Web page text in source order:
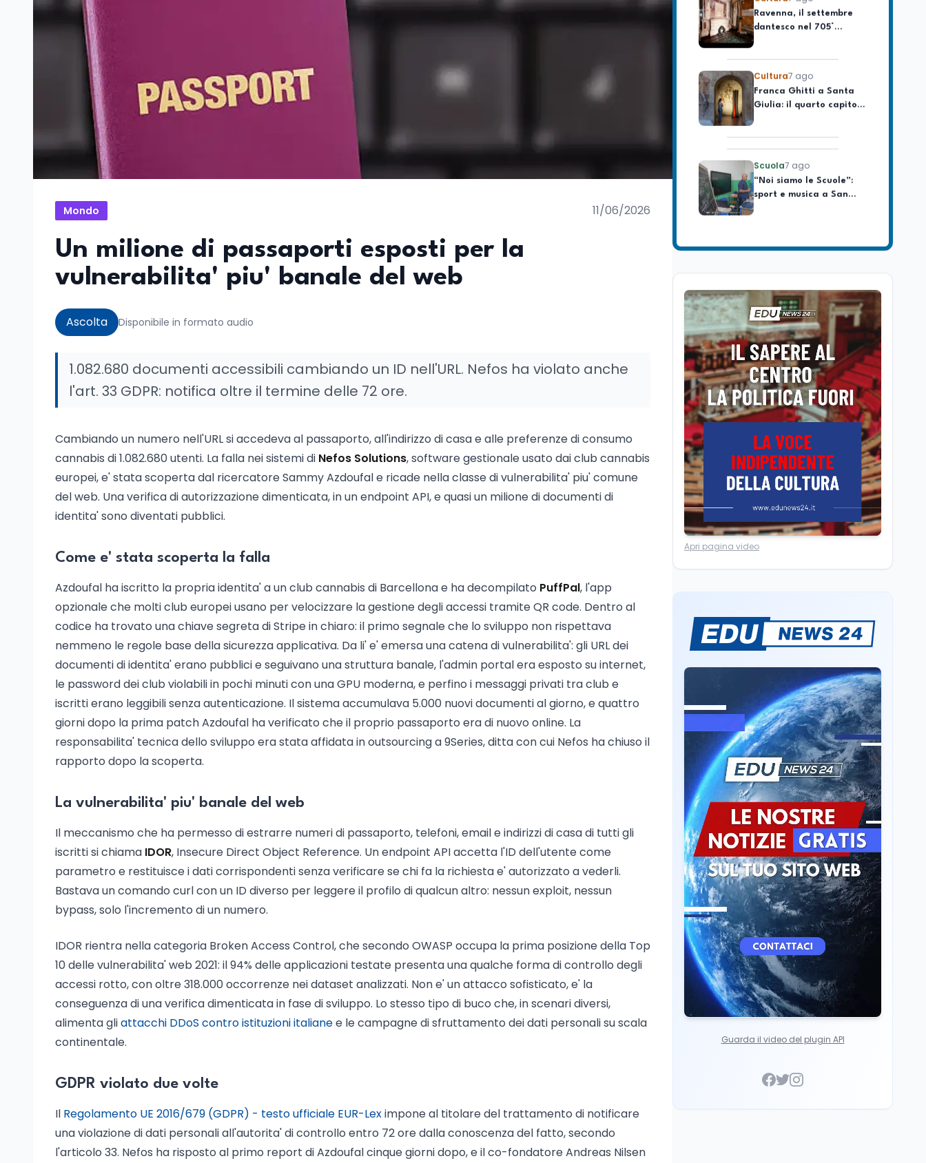
Mondo 11/06/2026
Un milione di passaporti esposti per la
vulnerabilita' piu' banale del web
Ascolta Disponibile in formato audio
1.082.680 documenti accessibili cambiando un ID nell'URL. Nefos ha violato anche
l'art. 33 GDPR: notifica oltre il termine delle 72 ore.
Cambiando un numero nell'URL si accedeva al passaporto, all'indirizzo di casa e alle preferenze di consumo
cannabis di 1.082.680 utenti. La falla nei sistemi di Nefos Solutions, software gestionale usato dai club cannabis
europei, e' stata scoperta dal ricercatore Sammy Azdoufal e ricade nella classe di vulnerabilita' piu' comune
del web. Una verifica di autorizzazione dimenticata, in un endpoint API, e quasi un milione di documenti di
identita' sono diventati pubblici.
Come e' stata scoperta la falla
Azdoufal ha iscritto la propria identita' a un club cannabis di Barcellona e ha decompilato PuffPal, l'app
opzionale che molti club europei usano per velocizzare la gestione degli accessi tramite QR code. Dentro al
codice ha trovato una chiave segreta di Stripe in chiaro: il primo segnale che lo sviluppo non rispettava
nemmeno le regole base della sicurezza applicativa. Da li' e' emersa una catena di vulnerabilita': gli URL dei
documenti di identita' erano pubblici e seguivano una struttura banale, l'admin portal era esposto su internet,
le password dei club violabili in pochi minuti con una GPU moderna, e perfino i messaggi privati tra club e
iscritti erano leggibili senza autenticazione. Il sistema accumulava 5.000 nuovi documenti al giorno, e quattro
giorni dopo la prima patch Azdoufal ha verificato che il proprio passaporto era di nuovo online. La
responsabilita' tecnica dello sviluppo era stata affidata in outsourcing a 9Series, ditta con cui Nefos ha chiuso il
rapporto dopo la scoperta.
La vulnerabilita' piu' banale del web
Il meccanismo che ha permesso di estrarre numeri di passaporto, telefoni, email e indirizzi di casa di tutti gli
iscritti si chiama IDOR, Insecure Direct Object Reference. Un endpoint API accetta l'ID dell'utente come
parametro e restituisce i dati corrispondenti senza verificare se chi fa la richiesta e' autorizzato a vederli.
Bastava un comando curl con un ID diverso per leggere il profilo di qualcun altro: nessun exploit, nessun
bypass, solo l'incremento di un numero.
IDOR rientra nella categoria Broken Access Control, che secondo OWASP occupa la prima posizione della Top
10 delle vulnerabilita' web 2021: il 94% delle applicazioni testate presenta una qualche forma di controllo degli
accessi rotto, con oltre 318.000 occorrenze nei dataset analizzati. Non e' un attacco sofisticato, e' la
conseguenza di una verifica dimenticata in fase di sviluppo. Lo stesso tipo di buco che, in scenari diversi,
alimenta gliattacchi DDoS contro istituzioni italianee le campagne di sfruttamento dei dati personali su scala
continentale.
GDPR violato due volte
Il Regolamento UE 2016/679 (GDPR) - testo ufficiale EUR-Leximpone al titolare del trattamento di notificare
una violazione di dati personali all'autorita' di controllo entro 72 ore dalla conoscenza del fatto, secondo
l'articolo 33. Nefos ha risposto al primo report di Azdoufal cinque giorni dopo, e il co-fondatore Andreas Nilsen
longevo dell’Italia
repubblicana
dantesco nel 705°
anniversario della morte
Cultura7 ago
Franca Ghitti a Santa
Giulia: il quarto capitolo
dei Palcoscenici
Scuola7 ago
“Noi siamo le Scuole”:
sport e musica a San
Miniato, STEM a Lerici
Editoriali7 ago
Camere in ferie,
riapertura il 9
settembre tra legge
elettorale e Rai. La
premier Meloni attesa a
Bari il 4 settembre per
celebrare il governo più
longevo dell’Italia
Cultura7 ago
Ravenna, il settembre
dantesco nel 705°
anniversario della morte
del Sommo Poeta
Cultura7 ago
Franca Ghitti a Santa
Giulia: il quarto capitolo
Scuola7 ago
“Noi siamo le Scuole”:
Mondo
Sparatoria a Bangkok:
studente 14enne uccide
Editoriali7 ago
Camere in ferie,
riapertura il 9
settembre tra legge
elettorale e Rai. La
premier Meloni attesa a
Bari il 4 settembre per
celebrare il governo più
longevo dell’Italia
repubblicana
Cultura7 ago
Ravenna, il settembre
dantesco nel 705°
anniversario della morte
del Sommo Poeta
Cultura 7 ago
Franca Ghitti a Santa
Giulia: il quarto capitolo
dei Palcoscenici
Apri pagina video
Guarda il video del plugin API